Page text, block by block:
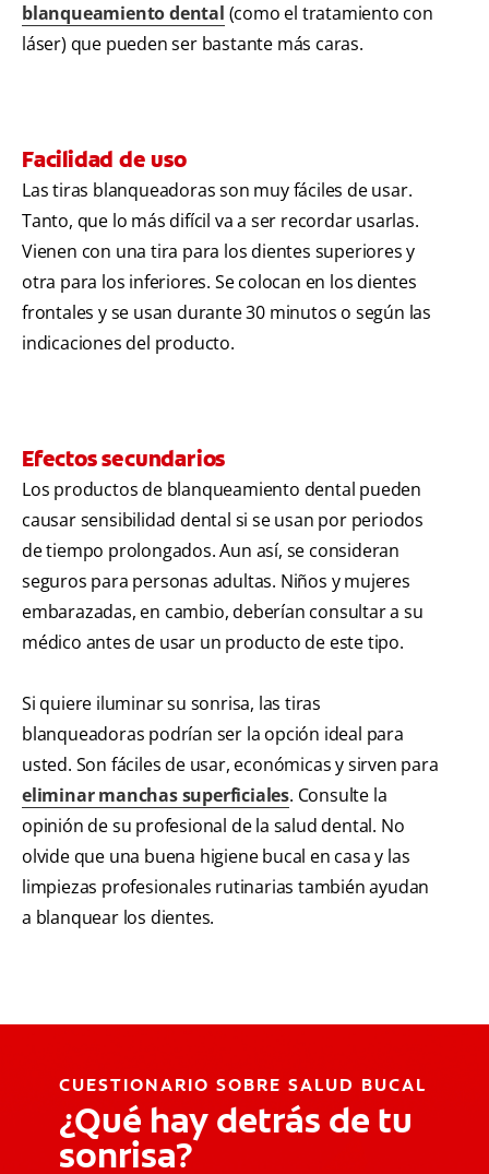
blanqueamiento dental (como el tratamiento con
láser) que pueden ser bastante más caras.
Facilidad de uso
Las tiras blanqueadoras son muy fáciles de usar.
Tanto, que lo más difícil va a ser recordar usarlas.
Vienen con una tira para los dientes superiores y
otra para los inferiores. Se colocan en los dientes
frontales y se usan durante 30 minutos o según las
indicaciones del producto.
Efectos secundarios
Los productos de blanqueamiento dental pueden
causar sensibilidad dental si se usan por periodos
de tiempo prolongados. Aun así, se consideran
seguros para personas adultas. Niños y mujeres
embarazadas, en cambio, deberían consultar a su
médico antes de usar un producto de este tipo.
Si quiere iluminar su sonrisa, las tiras
blanqueadoras podrían ser la opción ideal para
usted. Son fáciles de usar, económicas y sirven para
eliminar manchas superficiales. Consulte la
opinión de su profesional de la salud dental. No
olvide que una buena higiene bucal en casa y las
limpiezas profesionales rutinarias también ayudan
a blanquear los dientes.
CUESTIONARIO SOBRE SALUD BUCAL
¿Qué hay detrás de tu
sonrisa?